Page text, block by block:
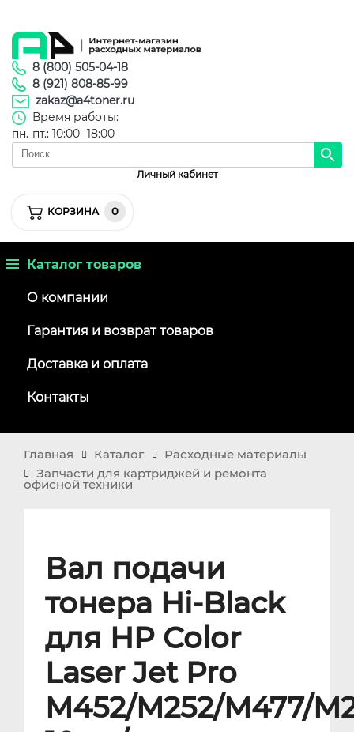
8 (800) 505-04-18
8 (921) 808-85-99
zakaz@a4toner.ru
Время работы:
пн.-пт.: 10:00- 18:00
Личный кабинет
КОРЗИНА 0
Каталог товаров
О компании
Гарантия и возврат товаров
Доставка и оплата
Контакты
Главная Каталог
Расходные материалы
Запчасти для картриджей и ремонта
офисной техники
Вал подачи
тонера Hi-Black
для HP Color
Laser Jet Pro
M452/M252/M477/